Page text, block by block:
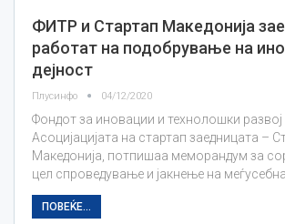
ФИТР и Стартап Македонија
работат на подобрување на
дејност
Плусинфо 04/12/2020
Фондот за иновации и технолошки
Асоцијацијата на стартап заедницата –
Македонија, потпишаа меморандум за
цел спроведување и јакнење на
ПОВЕЌЕ...